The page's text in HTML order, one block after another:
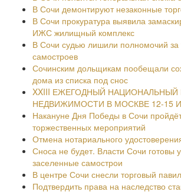
В Сочи демонтируют незаконные
В Сочи прокуратура выявила
ИЖС жилищный комплекс
В Сочи судью лишили полномочий за
самостроев
Сочинским дольщикам пообещали
дома из списка под снос
XXIII ЕЖЕГОДНЫЙ НАЦИОНАЛЬНЫЙ
НЕДВИЖИМОСТИ В МОСКВЕ 12-15
Накануне Дня Победы в Сочи
торжественных мероприятий
Отмена нотариального
Сноса не будет. Власти Сочи готовы
заселенные самострои
В центре Сочи снесли торговый
Подтвердить права на наследство